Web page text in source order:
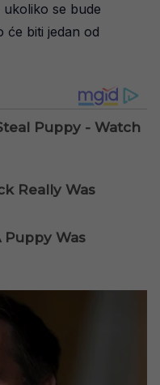
se bude
će biti jedan od